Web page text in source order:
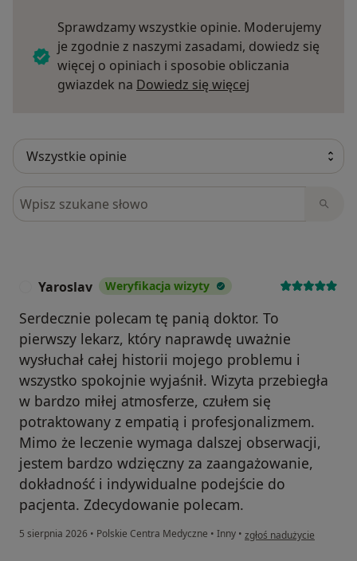
Sprawdzamy wszystkie opinie. Moderujemy
je zgodnie z naszymi zasadami, dowiedz się
więcej o opiniach i sposobie obliczania
gwiazdek na Dowiedz się więcej
Szukaj w opiniach
Yaroslav Weryfikacja wizyty
Serdecznie polecam tę panią doktor. To
pierwszy lekarz, który naprawdę uważnie
wysłuchał całej historii mojego problemu i
wszystko spokojnie wyjaśnił. Wizyta przebiegła
w bardzo miłej atmosferze, czułem się
potraktowany z empatią i profesjonalizmem.
Mimo że leczenie wymaga dalszej obserwacji,
jestem bardzo wdzięczny za zaangażowanie,
dokładność i indywidualne podejście do
pacjenta. Zdecydowanie polecam.
5 sierpnia 2026 • Polskie Centra Medyczne • Inny • w opinii użytkownika
zgłoś nadużycie